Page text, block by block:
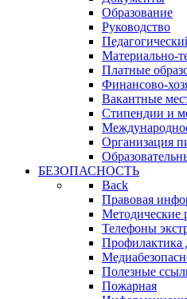
Образование
Руководство
Материально-
Платные
Финансово-
Вакантные
Стипендии и
Организация
БЕЗОПАСНОСТЬ
Back
Правовая
Методические
Телефоны
Профилактика
Полезные
Пожарная